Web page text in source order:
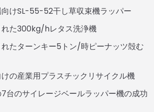
けSL-55-52干し草収束機ラッパー
れた300kg/hレタス洗浄機
たターンキー5トン/時ピーナッツ殻む
の産業用プラスチックリサイクル機
台のサイレージベールラッパー機の成功